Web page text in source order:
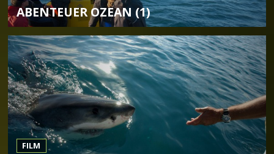
ABENTEUER OZEAN (1)
FILM